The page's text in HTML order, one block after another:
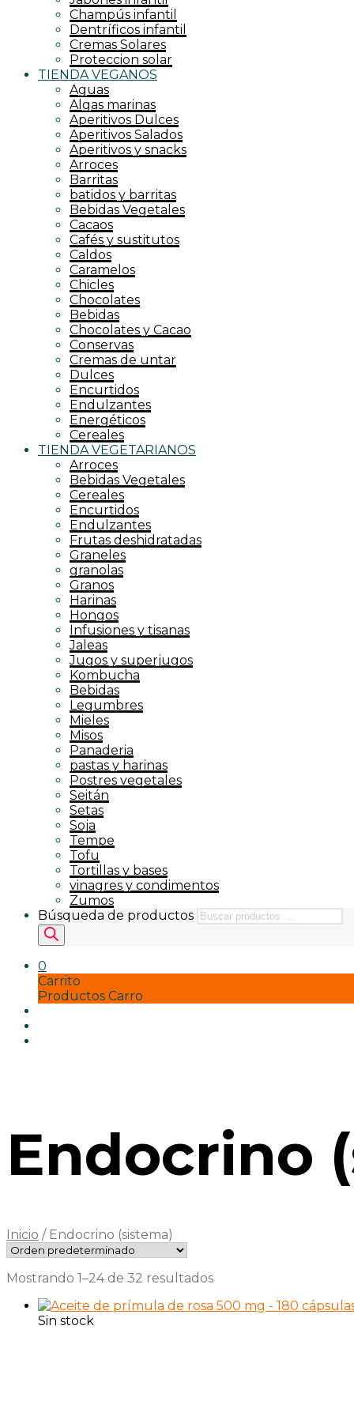
RELLENOS – GLASEADOS
SIROPES – ARROPES
Tes
Tofu
Tortillas y bases
Tortitas
Vinagres
vinagres y condimentos
Zumos
Champús infantil
Dentríficos infantil
Cremas Solares
Proteccion solar
TIENDA VEGANOS
Aguas
Algas marinas
Aperitivos Dulces
Aperitivos Salados
Aperitivos y snacks
Arroces
Barritas
batidos y barritas
Bebidas Vegetales
Cacaos
Cafés y sustitutos
Caldos
Caramelos
Chicles
Chocolates
Bebidas
Chocolates y Cacao
Conservas
Cremas de untar
Dulces
Encurtidos
Endulzantes
Energéticos
Cereales
TIENDA VEGETARIANOS
Arroces
Bebidas Vegetales
Cereales
Encurtidos
Endulzantes
Frutas deshidratadas
Graneles
granolas
Granos
Harinas
Hongos
Infusiones y tisanas
Jaleas
Jugos y superjugos
Kombucha
Bebidas
Legumbres
Mieles
Misos
Panaderia
pastas y harinas
Postres vegetales
Seitán
Setas
Soja
Tempe
Tofu
Tortillas y bases
vinagres y condimentos
Zumos
Búsqueda de productos
0
Carrito
Productos Carro
Endocrino
Inicio / Endocrino (sistema)
Mostrando 1–24 de 32 resultados
Sin stock